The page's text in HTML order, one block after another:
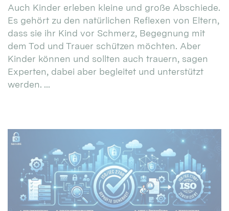
Auch Kinder erleben kleine und große Abschiede.
Es gehört zu den natürlichen Reflexen von Eltern,
dass sie ihr Kind vor Schmerz, Begegnung mit
dem Tod und Trauer schützen möchten. Aber
Kinder können und sollten auch trauern, sagen
Experten, dabei aber begleitet und unterstützt
werden. ...